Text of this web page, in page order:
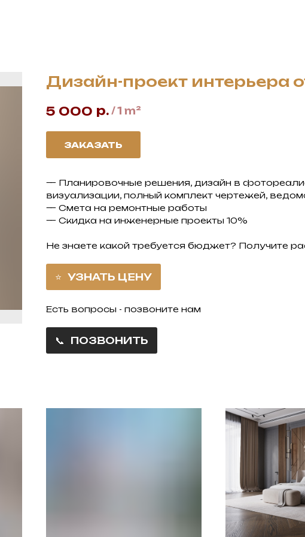
Дизайн-проект интерьера
5 000 р. /1 m²
ЗАКАЗАТЬ
— Планировочные решения, дизайн в
визуализации, полный комплект чертежей,
— Смета на ремонтные работы
— Скидка на инженерные проекты 10%
Не знаете какой требуется бюджет? Получите
УЗНАТЬ ЦЕНУ
Есть вопросы - позвоните нам
ПОЗВОНИТЬ